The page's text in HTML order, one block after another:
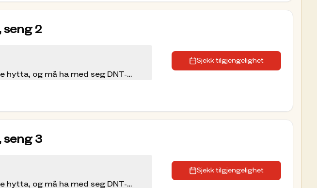
Omegn legger
sengen tildeles
og proviant i
– registrer kun
uten dekning.
Ved avreise
Da sender vi deg
2
hytta, og må ha med seg DNT-
Sjekk tilgjengelighet
seng 3
hytta, og må ha med seg DNT-
Sjekk tilgjengelighet